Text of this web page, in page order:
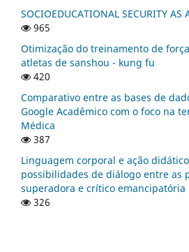
SOCIOEDUCATIONAL SECURITY AS
965
Otimização do treinamento de
atletas de sanshou - kung fu
420
Comparativo entre as bases de
Google Acadêmico com o foco na
Médica
387
Linguagem corporal e ação
possibilidades de diálogo entre as
superadora e crítico emancipatória
326